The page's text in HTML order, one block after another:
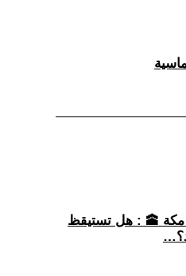
مكة 🕋 : هل تستيقظ